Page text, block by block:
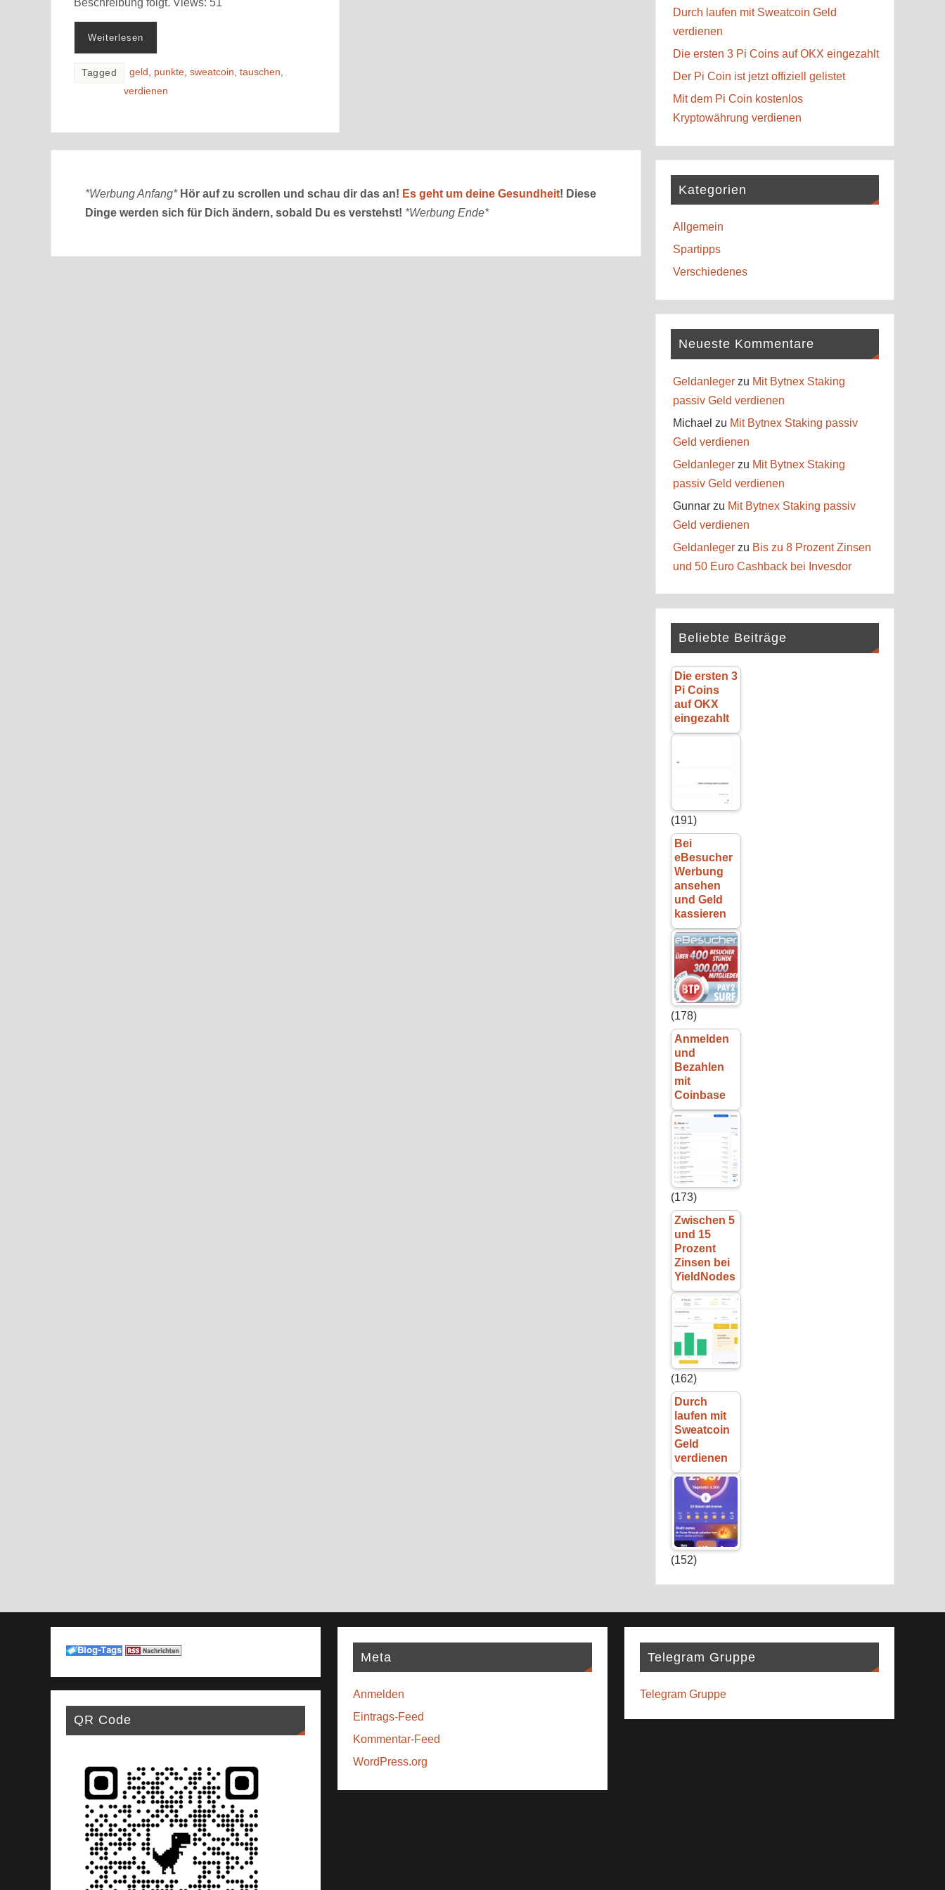
Weiterlesen
Tagged geld punkte sweatcoin tauschen
verdienen
*Werbung Anfang* Hör auf zu scrollen und schau dir das an! Es geht um deine Gesundheit! Diese
Dinge werden sich für Dich ändern, sobald Du es verstehst! *Werbung Ende*
Durch laufen mit Sweatcoin Geld
verdienen
Die ersten 3 Pi Coins auf OKX eingezahlt
Der Pi Coin ist jetzt offiziell gelistet
Mit dem Pi Coin kostenlos
Kryptowährung verdienen
Kategorien
Allgemein
Spartipps
Verschiedenes
Neueste Kommentare
Geldanlegerzu Mit Bytnex Staking
passiv Geld verdienen
Michael zu Mit Bytnex Staking passiv
Geld verdienen
Geldanlegerzu Mit Bytnex Staking
passiv Geld verdienen
Gunnarzu Mit Bytnex Staking passiv
Geld verdienen
Geldanlegerzu Bis zu 8 Prozent Zinsen
und 50 Euro Cashback bei Invesdor
Beliebte Beiträge
Die ersten 3
Pi Coins
auf OKX
eingezahlt
(191)
Bei
eBesucher
Werbung
ansehen
und Geld
kassieren
(178)
Anmelden
und
Bezahlen
mit
Coinbase
(173)
Zwischen 5
und 15
Prozent
Zinsen bei
YieldNodes
(162)
Durch
laufen mit
Sweatcoin
Geld
verdienen
(152)
QR Code
Meta
Anmelden
Eintrags-Feed
Kommentar-Feed
WordPress.org
Telegram Gruppe
Telegram Gruppe